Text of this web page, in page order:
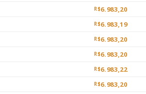
R$6.983,20
R$6.983,19
R$6.983,20
R$6.983,20
R$6.983,22
R$6.983,20